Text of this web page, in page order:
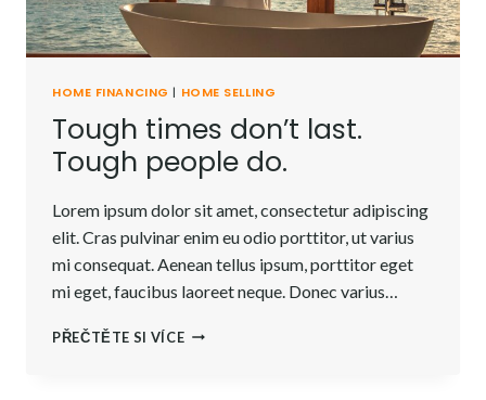
HOME FINANCING | HOME SELLING
Tough times don’t last.
Tough people do.
Lorem ipsum dolor sit amet, consectetur adipiscing
elit. Cras pulvinar enim eu odio porttitor, ut varius
mi consequat. Aenean tellus ipsum, porttitor eget
mi eget, faucibus laoreet neque. Donec varius…
PŘEČTĚTE SI VÍCE TOUGH